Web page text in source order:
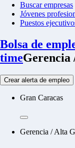
Buscar empresas
Jóvenes
Puestos
Bolsa de
timeGerencia
Crear alerta de empleo
Gran Caracas
Gerencia / Alta